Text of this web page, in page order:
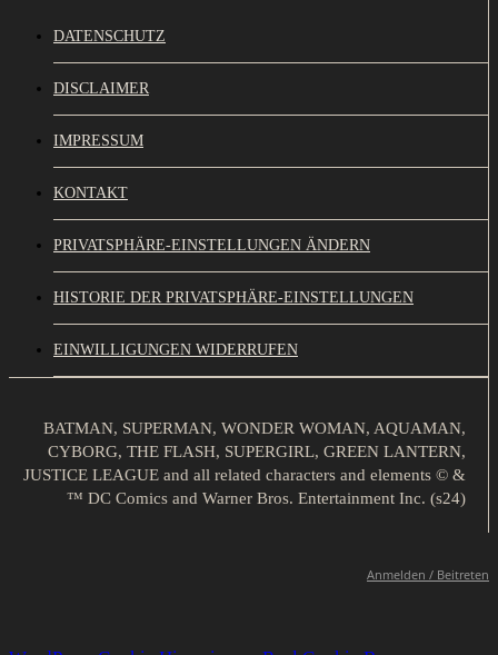
DATENSCHUTZ
DISCLAIMER
IMPRESSUM
KONTAKT
PRIVATSPHÄRE-EINSTELLUNGEN ÄNDERN
HISTORIE DER PRIVATSPHÄRE-EINSTELLUNGEN
EINWILLIGUNGEN WIDERRUFEN
BATMAN, SUPERMAN, WONDER WOMAN, AQUAMAN,
CYBORG, THE FLASH, SUPERGIRL, GREEN LANTERN,
JUSTICE LEAGUE and all related characters and elements © &
™ DC Comics and Warner Bros. Entertainment Inc. (s24)
Anmelden / Beitreten